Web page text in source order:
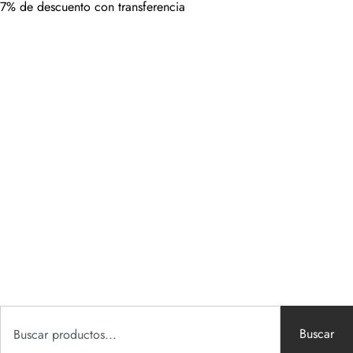
7% de descuento con transferencia
Buscar